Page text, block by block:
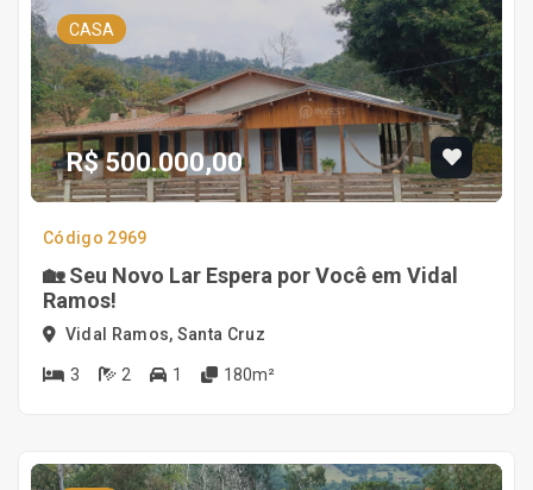
CASA
R$ 500.000,00
Código 2969
🏡 Seu Novo Lar Espera por Você em Vidal
Ramos!
Vidal Ramos, Santa Cruz
3 2 1 180m²